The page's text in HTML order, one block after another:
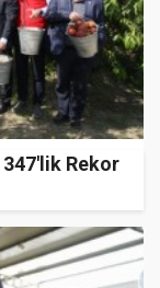
Rekor